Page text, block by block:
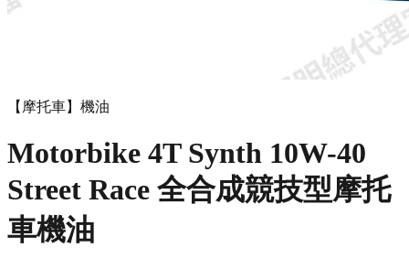
【摩托車】機油
Motorbike 4T Synth 10W-40
Street Race 全合成競技型摩托
車機油